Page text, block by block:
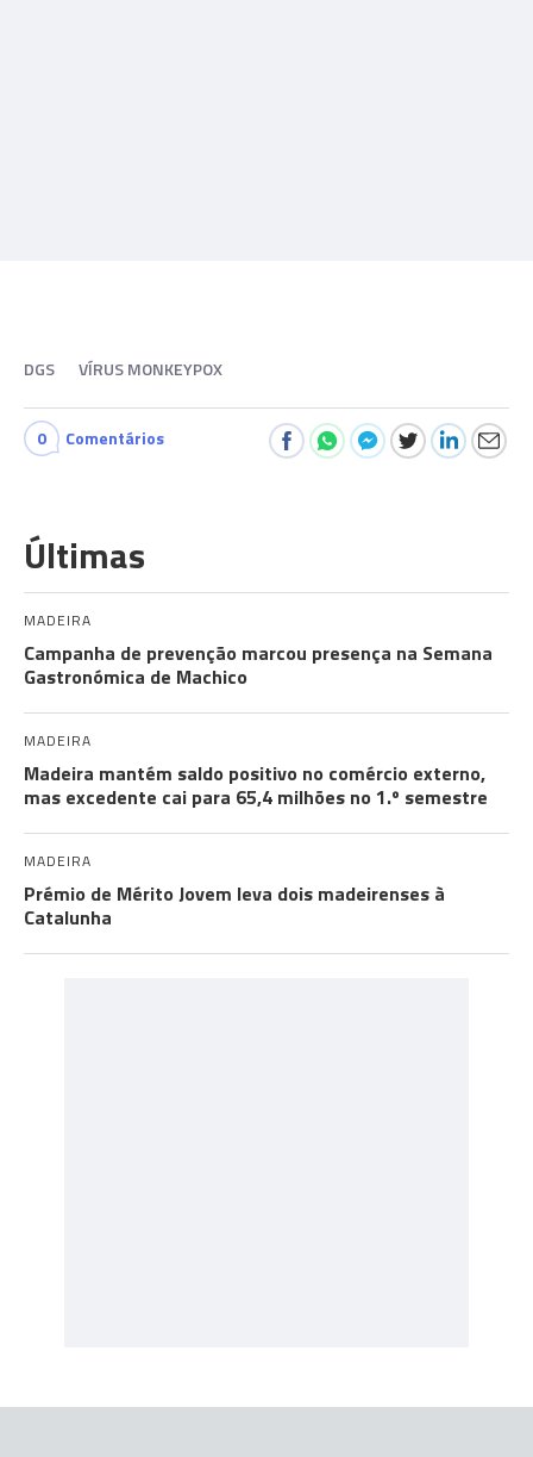
DGS VÍRUS MONKEYPOX
0 Comentários
Últimas
MADEIRA
Campanha de prevenção marcou presença na Semana
Gastronómica de Machico
MADEIRA
Madeira mantém saldo positivo no comércio externo,
mas excedente cai para 65,4 milhões no 1.º semestre
MADEIRA
Prémio de Mérito Jovem leva dois madeirenses à
Catalunha